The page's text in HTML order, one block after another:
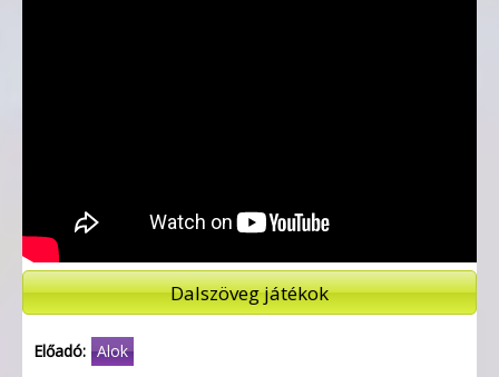
Dalszöveg játékok
Előadó: Alok